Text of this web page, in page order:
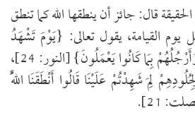
قال: جائز أن ينطقها الله كما تنطق
يوم القيامة، يقول تعالى: {يَوْمَ تَشْهَدُ
عَلَيْهِمْ أَلْسِنَتُهُمْ وَأَيْدِيهِمْ وَأَرْجُلُهُمْ بِمَا كَانُوا يَعْمَلُونَ} [النور: 24]،
لِمَ شَهِدْتُمْ عَلَيْنَا قَالُوا أَنْطَقَنَا اللَّهُ
21].